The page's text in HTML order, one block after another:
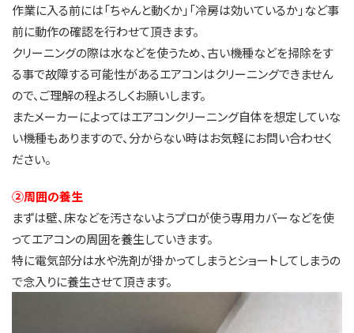
作業に入る前には「ちゃんと動くか」「冷房は効いているか」など事
前に動作の確認を行わせて頂きます。
クリーニングの際は水などを使うため、古い機種などを掃除をす
る事で故障する可能性があるエアコンはクリーニングできません
ので、ご理解の程よろしくお願いします。
またメーカーによってはエアコンクリーニング自体を想定していな
い機種もありますので、分からない時はお気軽にお問い合わせく
ださい。
②周囲の養生
まずは壁、床などを汚さないようプロが使う専用カバーなどを使
ってエアコンの周囲を養生していきます。
特に電気部分は水や洗剤が掛かってしまうとショートしてしまうの
で念入りに養生させて頂きます。